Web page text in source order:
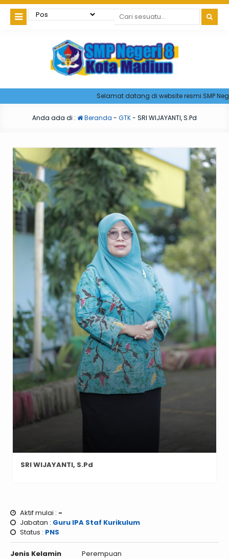
Selamat datang di website resmi SMP Negeri
Anda ada di : Beranda - GTK- SRI WIJAYANTI, S.Pd
SRI WIJAYANTI, S.Pd
Aktif mulai : -
Jabatan : Guru IPA Staf Kurikulum
Status : PNS
Jenis Kelamin Perempuan